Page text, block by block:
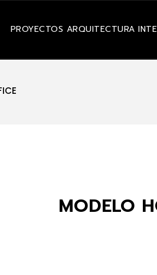
PROYECTOS ARQUITECTURA
MODELO